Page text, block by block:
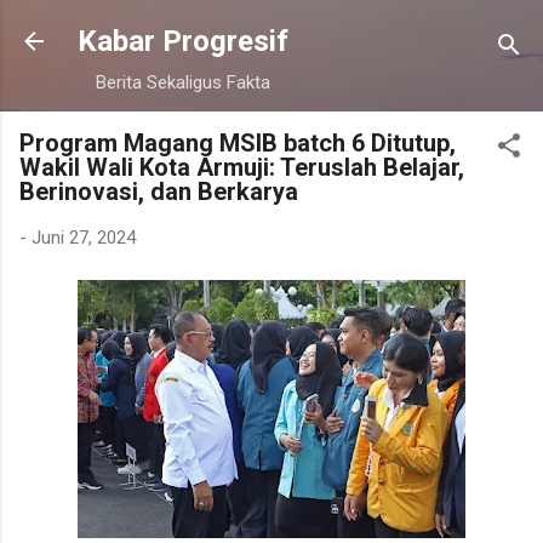
Langsung ke konten utama
Kabar Progresif
Berita Sekaligus Fakta
Program Magang MSIB batch 6 Ditutup,
Wakil Wali Kota Armuji: Teruslah Belajar,
Berinovasi, dan Berkarya
- Juni 27, 2024